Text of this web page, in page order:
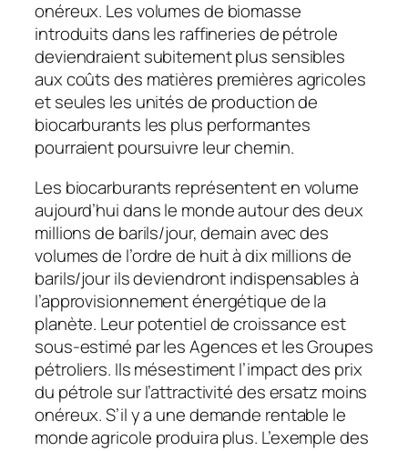
onéreux. Les volumes de biomasse
introduits dans les raffineries de pétrole
deviendraient subitement plus sensibles
aux coûts des matières premières agricoles
et seules les unités de production de
biocarburants les plus performantes
pourraient poursuivre leur chemin.
Les biocarburants représentent en volume
aujourd’hui dans le monde autour des deux
millions de barils/jour, demain avec des
volumes de l’ordre de huit à dix millions de
barils/jour ils deviendront indispensables à
l’approvisionnement énergétique de la
planète. Leur potentiel de croissance est
sous-estimé par les Agences et les Groupes
pétroliers. Ils mésestiment l’impact des prix
du pétrole sur l’attractivité des ersatz moins
onéreux. S’il y a une demande rentable le
monde agricole produira plus. L’exemple des